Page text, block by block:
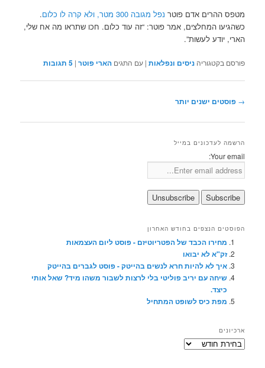
מטפס ההרים אדם פוטר נפל מגובה 300 מטר, ולא קרה לו כלום
.
כשהגיעו המחלצים, אמר פוטר: “זה עוד כלום. חכו שתראו מה אח שלי,
הארי, יודע לעשות”.
פורסם בקטגוריה ניסים ונפלאות |עם התגים הארי פוטר |
5 תגובות
ניווט
→ פוסטים ישנים יותר
הרשמה לעדכונים במייל
Your email:
הפוסטים הנצפים בחודש האחרון
מחירו הכבד של הפטריוטיזם - פוסט ליום העצמאות
זק"א לא יבואו
איך לא להיות חרא לנשים בהייטק - פוסט לגברים בהייטק
שיחה עם יריב פוליטי בלי לרצות לשבור משהו מיד? שאל אותי
כיצד.
מפת כיס לשופט המתחיל
ארכיונים
ארכיונים